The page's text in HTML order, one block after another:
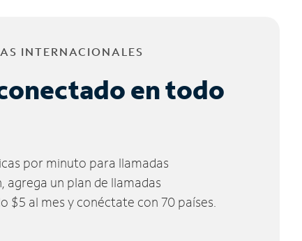
INTERNACIONALES
en todo
por minuto para llamadas
agrega un plan de llamadas
$5 al mes y conéctate con 70 países.